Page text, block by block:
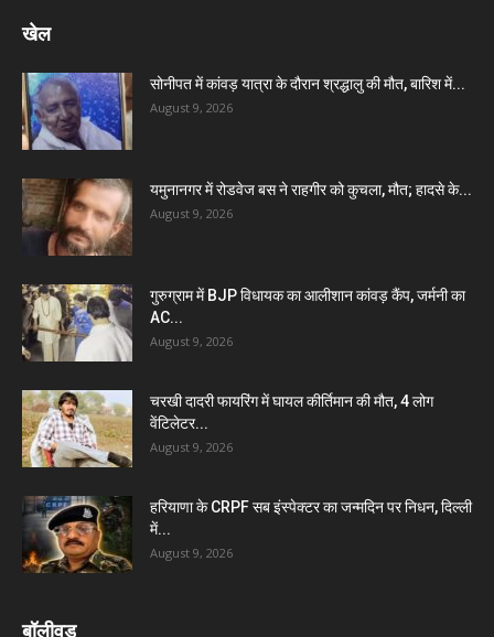
खेल
सोनीपत में कांवड़ यात्रा के दौरान श्रद्धालु की मौत, बारिश में...
August 9, 2026
यमुनानगर में रोडवेज बस ने राहगीर को कुचला, मौत; हादसे के...
August 9, 2026
गुरुग्राम में BJP विधायक का आलीशान कांवड़ कैंप, जर्मनी का
AC...
August 9, 2026
चरखी दादरी फायरिंग में घायल कीर्तिमान की मौत, 4 लोग
वेंटिलेटर...
August 9, 2026
हरियाणा के CRPF सब इंस्पेक्टर का जन्मदिन पर निधन, दिल्ली
में...
August 9, 2026
बॉलीवुड